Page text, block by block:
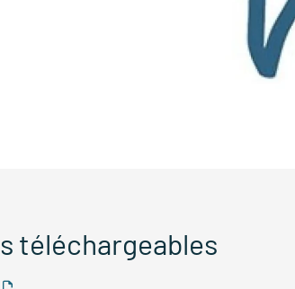
téléchargeables